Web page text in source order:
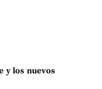
y los nuevos